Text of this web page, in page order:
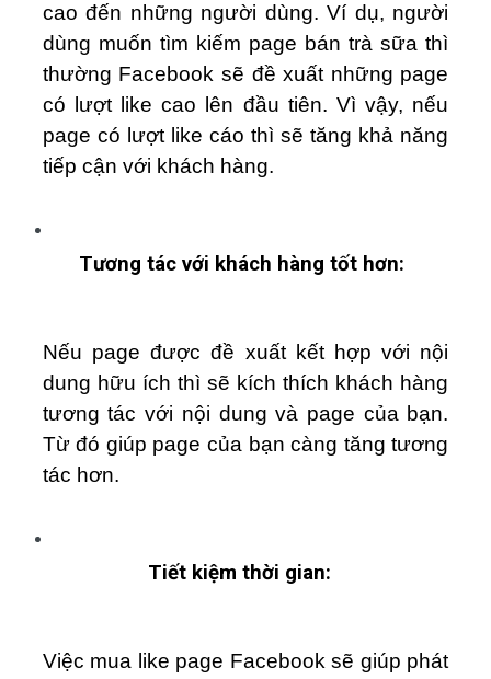
cao đến những người dùng. Ví dụ, người
dùng muốn tìm kiếm page bán trà sữa thì
thường Facebook sẽ đề xuất những page
có lượt like cao lên đầu tiên. Vì vậy, nếu
page có lượt like cáo thì sẽ tăng khả năng
tiếp cận với khách hàng.
Tương tác với khách hàng tốt hơn:
Nếu page được đề xuất kết hợp với nội
dung hữu ích thì sẽ kích thích khách hàng
tương tác với nội dung và page của bạn.
Từ đó giúp page của bạn càng tăng tương
tác hơn.
Tiết kiệm thời gian:
Việc mua like page Facebook sẽ giúp phát